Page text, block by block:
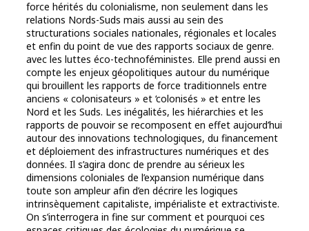
force hérités du colonialisme, non seulement dans les
relations Nords-Suds mais aussi au sein des
structurations sociales nationales, régionales et locales
et enfin du point de vue des rapports sociaux de genre.
avec les luttes éco-technoféministes. Elle prend aussi en
compte les enjeux géopolitiques autour du numérique
qui brouillent les rapports de force traditionnels entre
anciens « colonisateurs » et ‘colonisés » et entre les
Nord et les Suds. Les inégalités, les hiérarchies et les
rapports de pouvoir se recomposent en effet aujourd’hui
autour des innovations technologiques, du financement
et déploiement des infrastructures numériques et des
données. Il s’agira donc de prendre au sérieux les
dimensions coloniales de l’expansion numérique dans
toute son ampleur afin d’en décrire les logiques
intrinsèquement capitaliste, impérialiste et extractiviste.
On s’interrogera in fine sur comment et pourquoi ces